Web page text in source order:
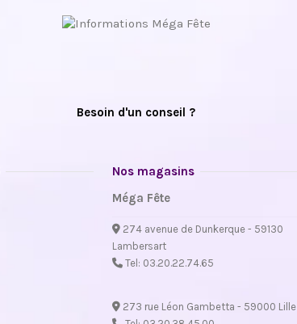
Besoin d'un conseil ?
Nos magasins
Méga Fête
274 avenue de Dunkerque - 59130
Lambersart
Tel: 03.20.22.74.65
273 rue Léon Gambetta - 59000 Lille